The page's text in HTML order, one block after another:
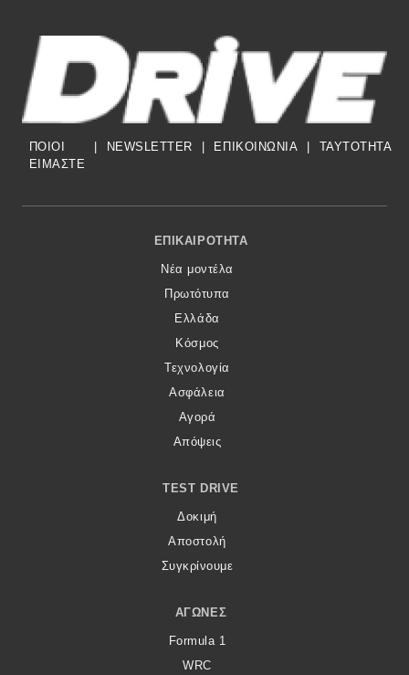
ΠΟΙΟΙ
ΕΙΜΑΣΤΕ
NEWSLETTER ΕΠΙΚΟΙΝΩΝΙΑ TAYTOTHTA
Footer Menu
ΕΠΙΚΑΙΡΌΤΗΤΑ
Νέα μοντέλα
Πρωτότυπα
Ελλάδα
Κόσμος
Τεχνολογία
Ασφάλεια
Αγορά
Απόψεις
TEST DRIVE
Δοκιμή
Αποστολή
Συγκρίνουμε
ΑΓΏΝΕΣ
Formula 1
WRC